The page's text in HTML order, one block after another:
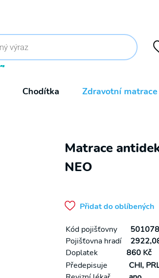
Chodítka Zdravotní matrace
Matrace
NEO
Přidat do oblíbených
Kód pojišťovny
Pojišťovna hradí
Doplatek
860 Kč
Předepisuje
CHI,